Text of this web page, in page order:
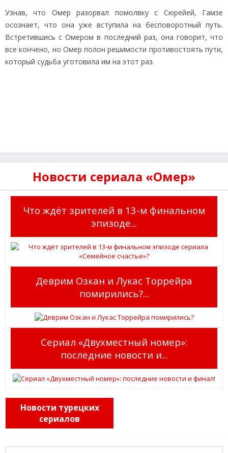
Узнав, что Омер разорвал помолвку с Сюрейей, Гамзе
осознает, что она уже вступила на бесповоротный путь.
Встретившись с Омером в последний раз, она говорит, что
все кончено, но Омер полон решимости противостоять пути,
который судьба уготовила им на этот раз.
Новости сериала «Омер»
Что ждёт зрителей в 13-м финальном
эпизоде...
Деврим Озкан и Лукас Торрейра
помирились?...
Сериал «Двухместный номер»:
последние новости и...
Новости турецких
сериалов